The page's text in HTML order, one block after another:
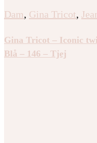
Dam, Gina Tricot,
Gina Tricot – Iconic
Blå – 146 – Tjej